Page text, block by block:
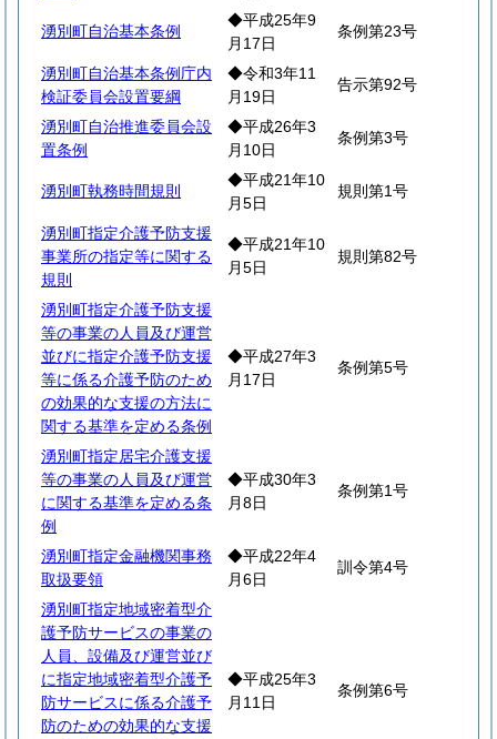
湧別町自治基本条例
◆平成25年9
月17日
条例第23号
湧別町自治基本条例庁内
検証委員会設置要綱
◆令和3年11
月19日
告示第92号
湧別町自治推進委員会設
置条例
◆平成26年3
月10日
条例第3号
湧別町執務時間規則
◆平成21年10
月5日
規則第1号
湧別町指定介護予防支援
事業所の指定等に関する
規則
◆平成21年10
月5日
規則第82号
湧別町指定介護予防支援
等の事業の人員及び運営
並びに指定介護予防支援
等に係る介護予防のため
の効果的な支援の方法に
関する基準を定める条例
◆平成27年3
月17日
条例第5号
湧別町指定居宅介護支援
等の事業の人員及び運営
に関する基準を定める条
例
◆平成30年3
月8日
条例第1号
湧別町指定金融機関事務
取扱要領
◆平成22年4
月6日
訓令第4号
湧別町指定地域密着型介
護予防サービスの事業の
人員、設備及び運営並び
に指定地域密着型介護予
防サービスに係る介護予
防のための効果的な支援
◆平成25年3
月11日
条例第6号